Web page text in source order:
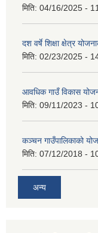
मिति: 04/16/2025 -
दश वर्षे शिक्षा क्षेत्र
मिति: 02/23/2025 -
आवधिक गाउँ विकास
मिति: 09/11/2023 -
कञ्चन गाउँपालिकाको
मिति: 07/12/2018 -
अन्य